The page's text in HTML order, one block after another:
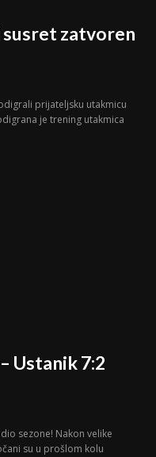
zatvoren
prijateljsku utakmicu
je trening utakmica
Ustanik 7:2
sezone! Nakon velike
su u prošlom kolu